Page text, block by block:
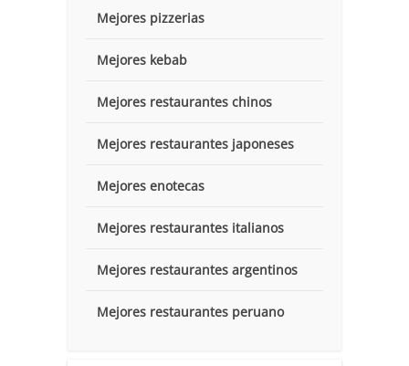
Mejores pizzerias
Mejores kebab
Mejores restaurantes chinos
Mejores restaurantes japoneses
Mejores enotecas
Mejores restaurantes italianos
Mejores restaurantes argentinos
Mejores restaurantes peruano